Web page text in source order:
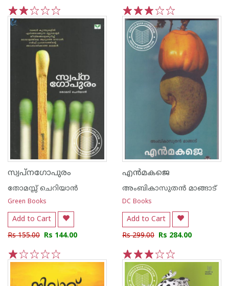
5
4
3
2
1 5
4
3
2
1
സ്വപ്നഗോപുരം
തോമസ്സ് ചെറിയാന്‍
Green Books
Add to Cart
Rs 155.00 Rs 144.00
5
4
3
2
1
എന്‍മകജെ
അംബികാസുതന്‍ മാങ്ങാട്
DC Books
Add to Cart
Rs 299.00 Rs 284.00
5
4
3
2
1